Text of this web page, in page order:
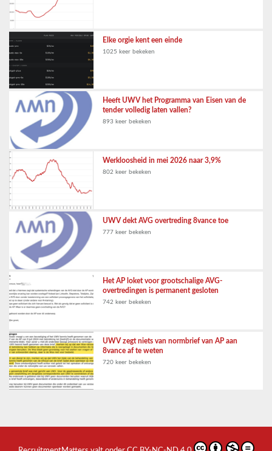
Elke orgie kent een einde
1025 keer bekeken
Heeft UWV het Programma van Eisen van de
tender volledig laten vallen?
893 keer bekeken
Werkloosheid in mei 2026 naar 3,9%
802 keer bekeken
UWV dekt AVG overtreding 8vance toe
777 keer bekeken
Het AP loket voor grootschalige AVG-
overtredingen is permanent gesloten
742 keer bekeken
UWV zegt niets van normbrief van AP aan
8vance af te weten
720 keer bekeken